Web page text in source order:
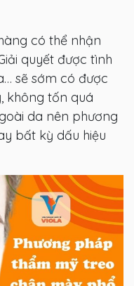
có thể nhận
quyết được tình
sẽ sớm có được
không tốn quá
da nên phương
bất kỳ dấu hiệu